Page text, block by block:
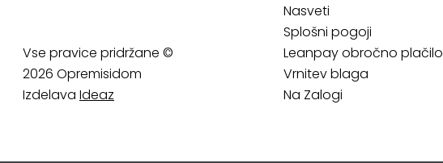
Vse pravice pridržane ©
2026 Opremisidom
Izdelava Ideaz
Nasveti
Splošni pogoji
Leanpay obročno plačilo
Vrnitev blaga
Na Zalogi